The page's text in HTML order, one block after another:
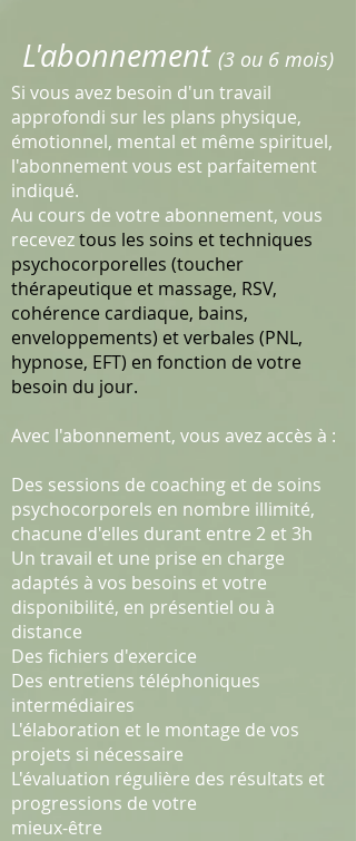
L'abonnement (3 ou 6 mois)
Si vous avez besoin d'un travail
approfondi sur les plans physique,
émotionnel, mental et même spirituel,
l'abonnement vous est parfaitement
indiqué.
Au cours de votre abonnement, vous
receveztous les soins et techniques
psychocorporelles (toucher
thérapeutique et massage, RSV,
cohérence cardiaque, bains,
enveloppements) et verbales (PNL,
hypnose, EFT) en fonction de votre
besoin du jour.
Avec l'abonnement, vous avez accès à :
Des sessions de coaching et de soins
psychocorporels en nombre illimité,
chacune d'elles durant entre 2 et 3h
Un travail et une prise en charge
adaptés à vos besoins et votre
disponibilité, en présentiel ou à
distance
Des fichiers d'exercice
Des entretiens téléphoniques
intermédiaires
L'élaboration et le montage de vos
projets si nécessaire
L'évaluation régulière des résultats et
progressions de votre
mieux-être